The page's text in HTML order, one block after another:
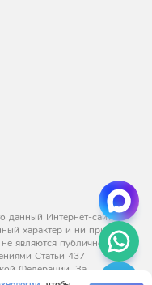
данный Интернет-сайт
характер и ни при
не являются публичной
Статьи 437
Федерации. За
к нашим менеджерам.